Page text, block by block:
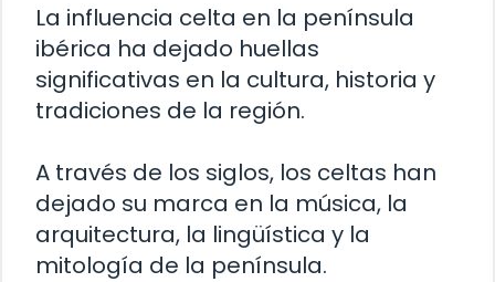
La influencia celta en la península
ibérica ha dejado huellas
significativas en la cultura, historia y
tradiciones de la región.
A través de los siglos, los celtas han
dejado su marca en la música, la
arquitectura, la lingüística y la
mitología de la península.